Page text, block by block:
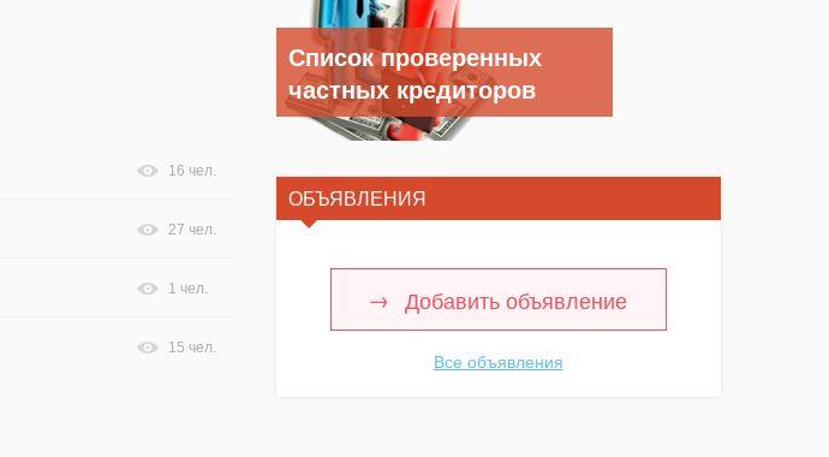
16 чел.
27 чел.
1 чел.
15 чел.
Список проверенных
частных кредиторов
ОБЪЯВЛЕНИЯ
Добавить объявление
Все объявления